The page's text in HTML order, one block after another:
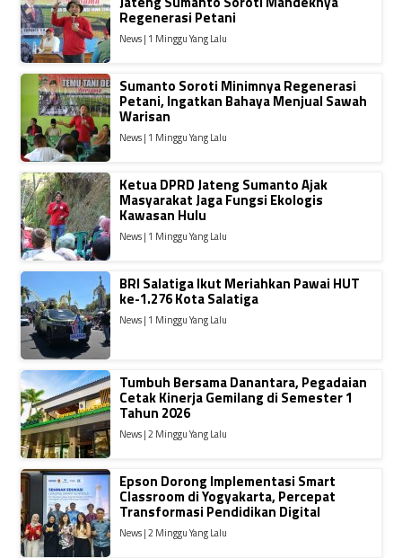
Regenerasi Petani
News | 1 Minggu Yang Lalu
Sumanto Soroti Minimnya Regenerasi
Petani, Ingatkan Bahaya Menjual Sawah
Warisan
News | 1 Minggu Yang Lalu
Ketua DPRD Jateng Sumanto Ajak
Masyarakat Jaga Fungsi Ekologis
Kawasan Hulu
News | 1 Minggu Yang Lalu
BRI Salatiga Ikut Meriahkan Pawai HUT
ke-1.276 Kota Salatiga
News | 1 Minggu Yang Lalu
Tumbuh Bersama Danantara, Pegadaian
Cetak Kinerja Gemilang di Semester 1
Tahun 2026
News | 2 Minggu Yang Lalu
Epson Dorong Implementasi Smart
Classroom di Yogyakarta, Percepat
Transformasi Pendidikan Digital
News | 2 Minggu Yang Lalu